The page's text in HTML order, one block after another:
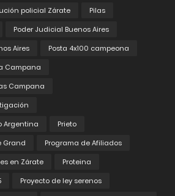
policial Zárate
Pilas
Poder Judicial Buenos Aires
Aires
Posta 4x100 campeona
Campana
Campana
Argentina
Prieto
Grand
Programa de Afiliados
en Zárate
Proteina
Proyecto de ley serenos